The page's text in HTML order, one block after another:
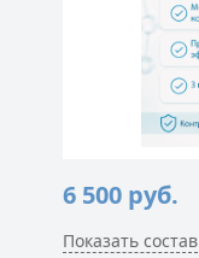
6 500 руб.
Показать состав